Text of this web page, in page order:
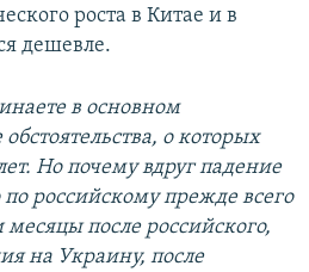
роста в Китае и в
дешевле.
в основном
о которых
Но почему вдруг падение
российскому прежде всего
после российского,
на Украину, после